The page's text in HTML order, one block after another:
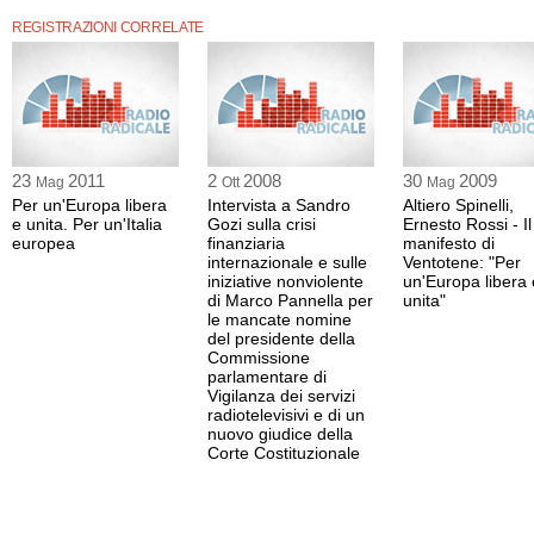
UE VAN ROMPUY VENTOTENE
REGISTRAZIONI CORRELATE
23 Mag 2011
Per un'Europa libera
e unita. Per un'Italia
europea
2 Ott 2008
Intervista a Sandro
Gozi sulla crisi
finanziaria
internazionale e sulle
iniziative nonviolente
di Marco Pannella per
le mancate nomine
del presidente della
Commissione
parlamentare di
Vigilanza dei servizi
radiotelevisivi e di un
nuovo giudice della
Corte Costituzionale
30 Mag 2009
Altiero Spinelli,
Ernesto Rossi - Il
manifesto di
Ventotene: "Per
un'Europa libera
unita"